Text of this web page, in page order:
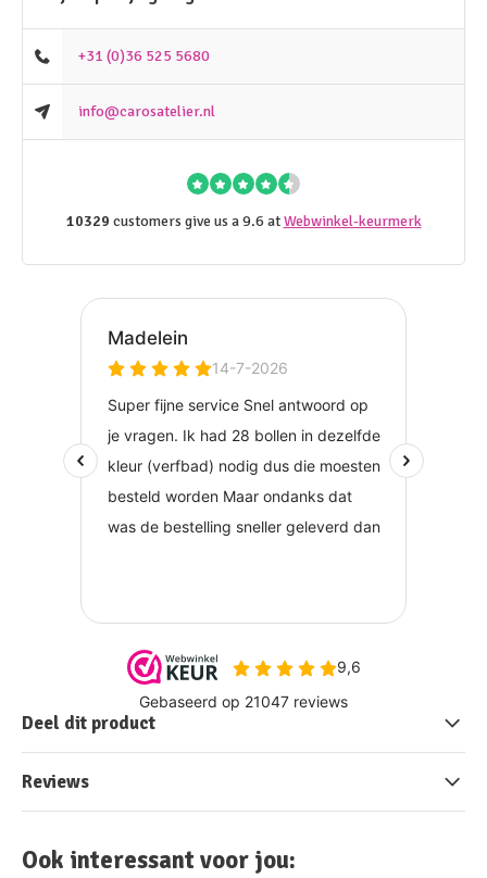
+31 (0)36 525 5680
info@carosatelier.nl
10329 customers give us a 9.6 atWebwinkel-keurmerk
Deel dit product
Reviews
Ook interessant voor jou: